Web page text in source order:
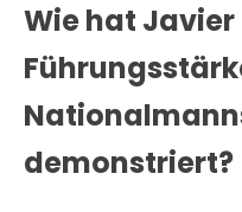
Wie hat
demonstriert?